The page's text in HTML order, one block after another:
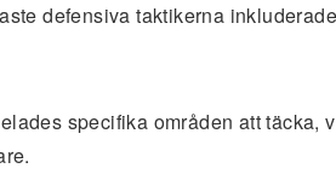
defensiva taktikerna
specifika områden att täcka,